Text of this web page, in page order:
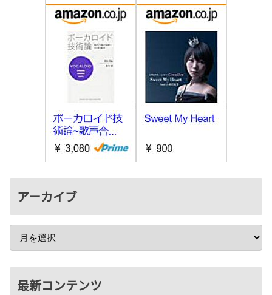
アーカイブ
最新コンテンツ